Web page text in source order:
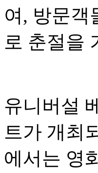
여, 방문객
로 춘절을
유니버설
트가 개최
에서는 영